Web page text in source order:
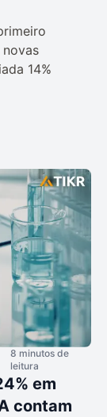
14%
8 minutos de
leitura
em
contam